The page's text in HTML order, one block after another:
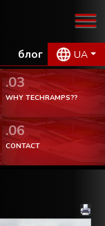
блог UA
.03
WHY TECHRAMPS??
.06
CONTACT